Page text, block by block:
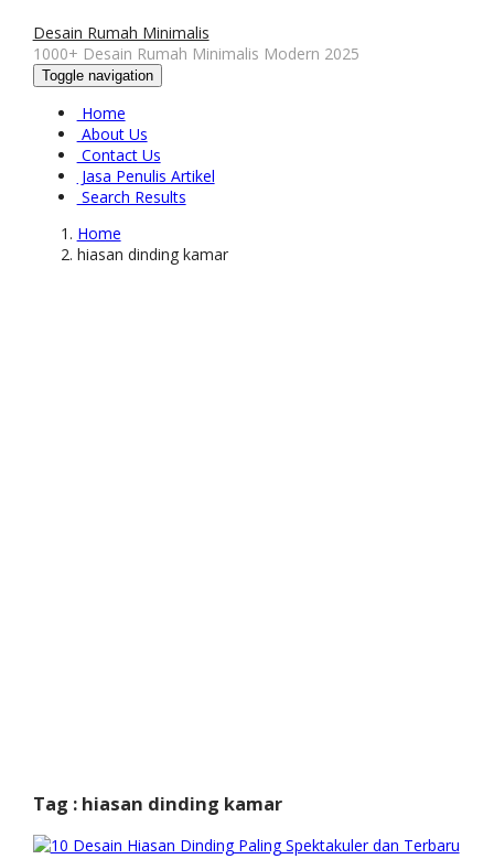
Desain Rumah Minimalis
1000+ Desain Rumah Minimalis Modern 2025
Toggle navigation
Home
About Us
Contact Us
Jasa Penulis Artikel
Search Results
Home
hiasan dinding kamar
Tag : hiasan dinding kamar